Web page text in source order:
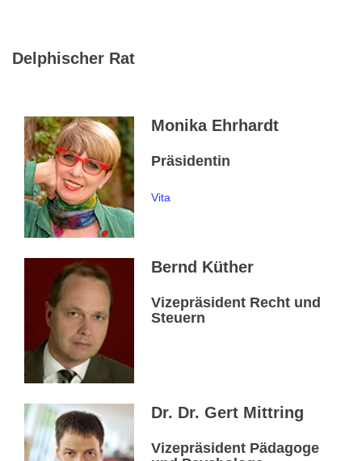
Delphischer Rat
Monika Ehrhardt
Präsidentin
Vita
Bernd Küther
Vizepräsident Recht und
Steuern
Dr. Dr. Gert Mittring
Vizepräsident Pädagoge